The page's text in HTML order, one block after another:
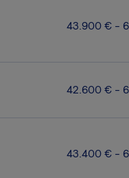
43.900 € -
42.600 € -
43.400 € -